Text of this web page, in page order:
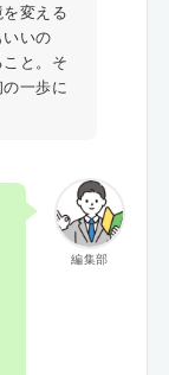
変える
いいの
と。そ
一歩に
編集部